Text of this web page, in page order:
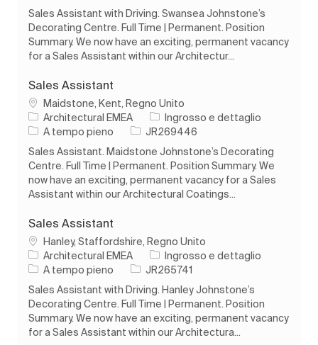
Sales Assistant with Driving. Swansea Johnstone’s
Decorating Centre. Full Time | Permanent. Position
Summary. We now have an exciting, permanent vacancy
for a Sales Assistant within our Architectur...
Sales Assistant
Ubicazione
Maidstone, Kent, Regno Unito
Architectural EMEA
Categoria
Ingrosso e dettaglio
Tipo di lavoro
A tempo pieno ID processo
JR269446
Sales Assistant. Maidstone Johnstone’s Decorating
Centre. Full Time | Permanent. Position Summary. We
now have an exciting, permanent vacancy for a Sales
Assistant within our Architectural Coatings...
Sales Assistant
Ubicazione
Hanley, Staffordshire, Regno Unito
Architectural EMEA
Categoria
Ingrosso e dettaglio
Tipo di lavoro
A tempo pieno ID processo
JR265741
Sales Assistant with Driving. Hanley Johnstone’s
Decorating Centre. Full Time | Permanent. Position
Summary. We now have an exciting, permanent vacancy
for a Sales Assistant within our Architectura...